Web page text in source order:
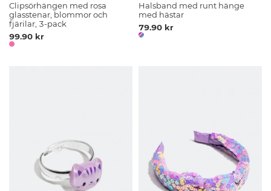
Clipsörhängen med rosa
glasstenar, blommor och
fjärilar, 3-pack
99.90 kr
Halsband med runt hänge
med hästar
79.90 kr